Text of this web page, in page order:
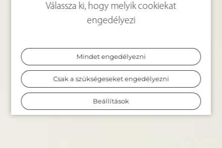
Válassza ki, hogy melyik cookiekat
engedélyezi
Mindet engedélyezni
Csak a szükségeseket engedélyezni
Beállítások